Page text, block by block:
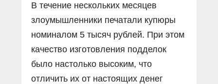
В течение нескольких месяцев
злоумышленники печатали купюры
номиналом 5 тысяч рублей. При этом
качество изготовления подделок
было настолько высоким, что
отличить их от настоящих денег